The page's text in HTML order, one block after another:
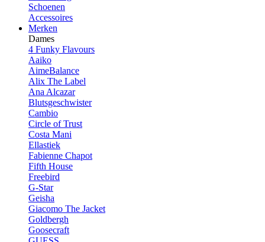
Schoenen
Accessoires
Merken
Dames
4 Funky Flavours
Aaiko
AimeBalance
Alix The Label
Ana Alcazar
Blutsgeschwister
Cambio
Circle of Trust
Costa Mani
Ellastiek
Fabienne Chapot
Fifth House
Freebird
G-Star
Geisha
Giacomo The Jacket
Goldbergh
Goosecraft